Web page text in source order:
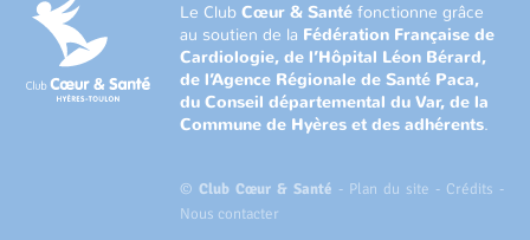
Le ClubCœur & Santé fonctionne grâce
au soutien de la Fédération Française de
Cardiologie, de l’Hôpital Léon Bérard,
de l’Agence Régionale de Santé Paca,
du Conseil départemental du Var, de la
Commune de Hyères et des adhérents.
©Club Cœur & Santé - Plan du site - Crédits -
Nous contacter